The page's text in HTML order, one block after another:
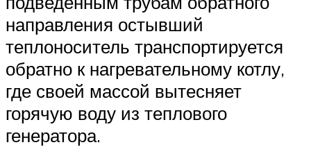
направления остывший
теплоноситель транспортируется
обратно к нагревательному котлу,
где своей массой вытесняет
горячую воду из теплового
генератора.